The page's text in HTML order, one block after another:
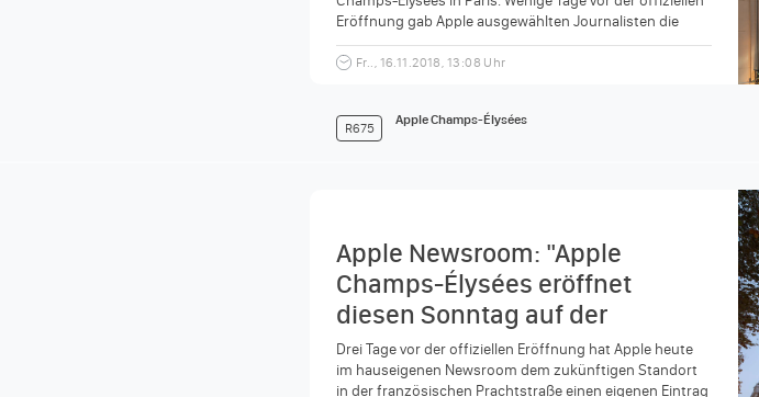
Eröffnung gab Apple ausgewählten Journalisten die
Möglichkeit, den opulenten Apple Store...
Fr.., 16.11.2018, 13:08 Uhr
R675
Apple Champs-Élysées
Apple Newsroom: "Apple
Champs-Élysées eröffnet
diesen Sonntag auf der
berühmten Pariser Allee"
Drei Tage vor der offiziellen Eröffnung hat Apple heute
im hauseigenen Newsroom dem zukünftigen Standort
in der französischen Prachtstraße einen eigenen Eintrag